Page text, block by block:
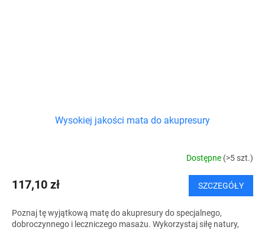
Wysokiej jakości mata do akupresury
Dostępne (>5 szt.)
117,10 zł SZCZEGÓŁY
Poznaj tę wyjątkową matę do akupresury do specjalnego,
dobroczynnego i leczniczego masażu. Wykorzystaj siłę natury,